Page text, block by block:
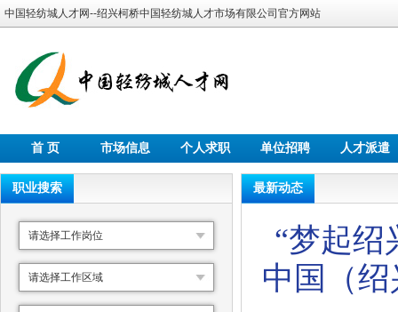
中国轻纺城人才网--绍兴柯桥中国轻纺城人才市场有限公司官方网站
首 页 市场信息 个人求职 单位招聘 人才派遣
职业搜索
请选择工作岗位
请选择工作区域
最新动态
“梦起绍
中国（